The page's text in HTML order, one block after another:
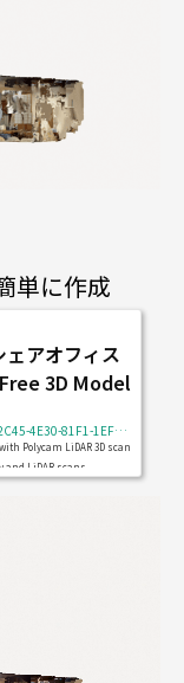
単に作成
ェアオフィス
3D Model
https://poly.cam/capture/6EE5ED12-2C45-4E30-81F1-1EFFDF22535C
with Polycam LiDAR 3D scan
LiDAR scans.